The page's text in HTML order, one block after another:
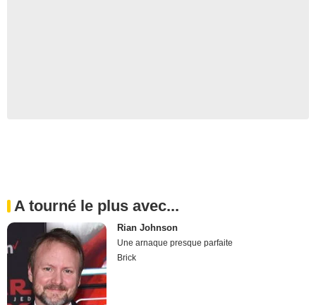
A tourné le plus avec...
Rian Johnson
Une arnaque presque parfaite
Brick